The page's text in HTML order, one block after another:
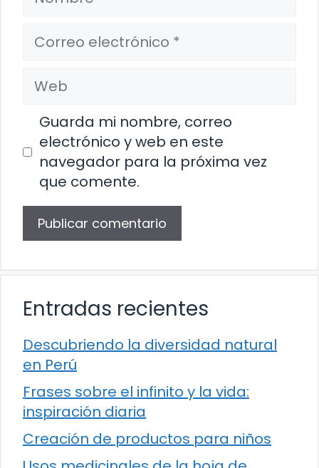
Correo
electrónico
Web
Guarda mi nombre, correo
electrónico y web en este
navegador para la próxima vez
que comente.
Entradas recientes
Descubriendo la diversidad natural
en Perú
Frases sobre el infinito y la vida:
inspiración diaria
Creación de productos para niños